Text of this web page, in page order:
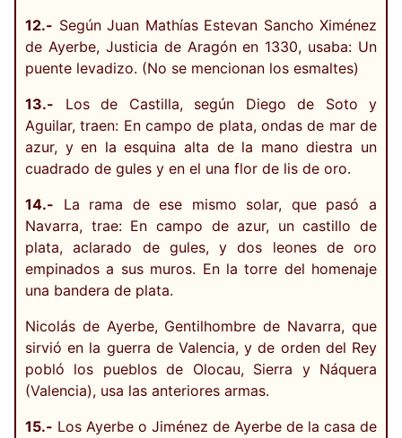
12.- Según Juan Mathías Estevan Sancho Ximénez
de Ayerbe, Justicia de Aragón en 1330, usaba: Un
puente levadizo. (No se mencionan los esmaltes)
13.- Los de Castilla, según Diego de Soto y
Aguilar, traen: En campo de plata, ondas de mar de
azur, y en la esquina alta de la mano diestra un
cuadrado de gules y en el una flor de lis de oro.
14.- La rama de ese mismo solar, que pasó a
Navarra, trae: En campo de azur, un castillo de
plata, aclarado de gules, y dos leones de oro
empinados a sus muros. En la torre del homenaje
una bandera de plata.
Nicolás de Ayerbe, Gentilhombre de Navarra, que
sirvió en la guerra de Valencia, y de orden del Rey
pobló los pueblos de Olocau, Sierra y Náquera
(Valencia), usa las anteriores armas.
15.- Los Ayerbe o Jiménez de Ayerbe de la casa de